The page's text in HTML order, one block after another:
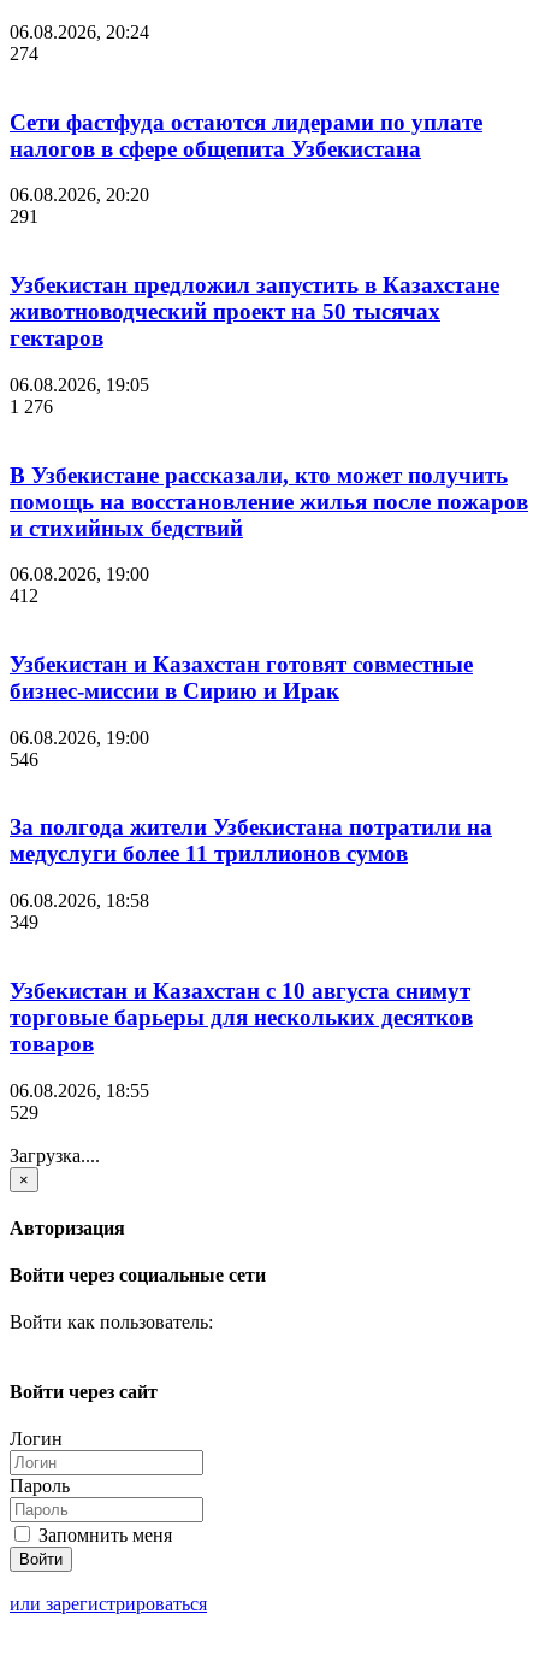
06.08.2026, 20:24
274
Сети фастфуда остаются лидерами по уплате
налогов в сфере общепита Узбекистана
06.08.2026, 20:20
291
Узбекистан предложил запустить в Казахстане
животноводческий проект на 50 тысячах
гектаров
06.08.2026, 19:05
1 276
В Узбекистане рассказали, кто может получить
помощь на восстановление жилья после пожаров
и стихийных бедствий
06.08.2026, 19:00
412
Узбекистан и Казахстан готовят совместные
бизнес-миссии в Сирию и Ирак
06.08.2026, 19:00
546
За полгода жители Узбекистана потратили на
медуслуги более 11 триллионов сумов
06.08.2026, 18:58
349
Узбекистан и Казахстан с 10 августа снимут
торговые барьеры для нескольких десятков
товаров
06.08.2026, 18:55
529
Загрузка....
×
Авторизация
Войти через социальные сети
Войти как пользователь:
Войти через сайт
Логин
Пароль
Запомнить меня
или зарегистрироваться